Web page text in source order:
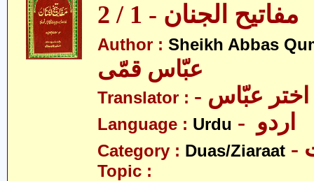
مفاتیح الجنان - 1 / 2
Author : Sheikh Abbas
عبّاس قمّی
Translator : اختر عبّاس
Language : Urdu
Category : Duas/Ziaraat
Topic :